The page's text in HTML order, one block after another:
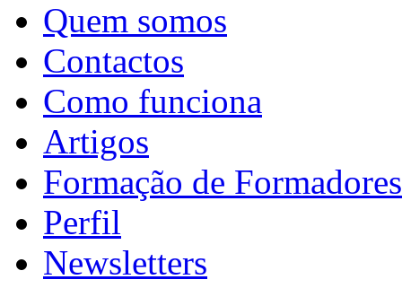
Quem somos
Contactos
Como funciona
Artigos
Formação de Formadores
Perfil
Newsletters